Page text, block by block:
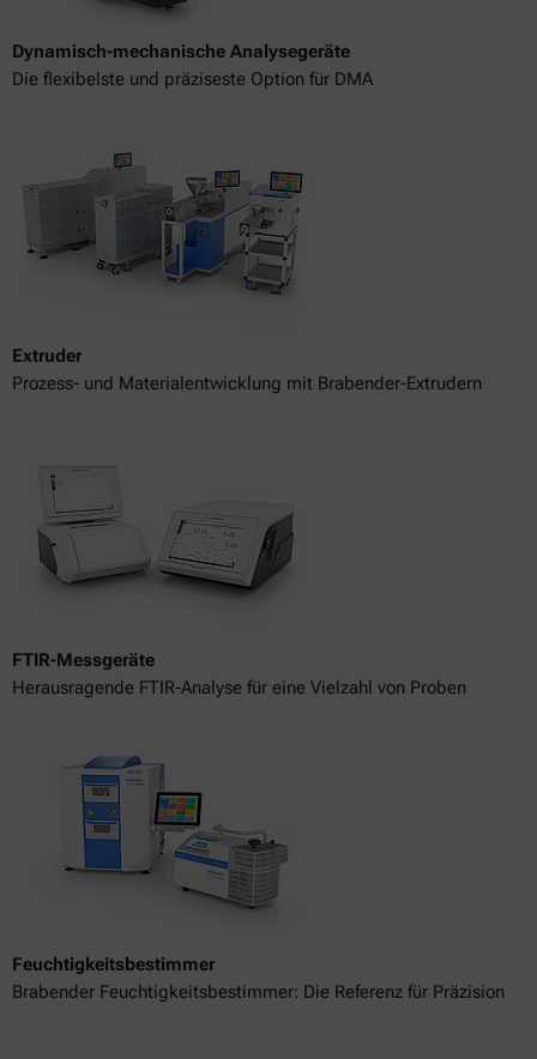
Dynamisch-mechanische Analysegeräte
Die flexibelste und präziseste Option für DMA
Extruder
Prozess- und Materialentwicklung mit Brabender-Extrudern
FTIR-Messgeräte
Herausragende FTIR-Analyse für eine Vielzahl von Proben
Feuchtigkeitsbestimmer
Brabender Feuchtigkeitsbestimmer: Die Referenz für Präzision